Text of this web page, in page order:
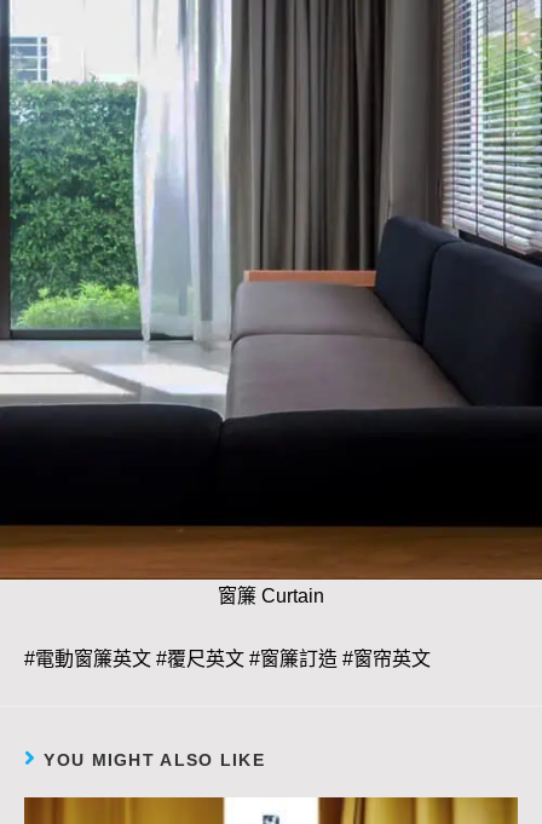
窗簾 Curtain
#電動窗簾英文 #覆尺英文 #窗簾訂造 #窗帘英文
YOU MIGHT ALSO LIKE